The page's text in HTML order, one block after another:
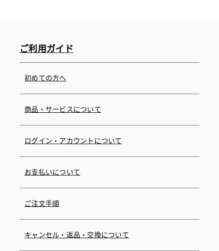
ご利用ガイド
初めての方へ
商品・サービスについて
ログイン・アカウントについて
お支払いについて
ご注文手順
キャンセル・返品・交換について